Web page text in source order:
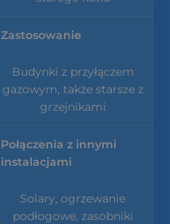
Zastosowanie
Budynki z przyłączem
gazowym, także starsze z
grzejnikami
Połączenia z innymi
instalacjami
Solary, ogrzewanie
podłogowe, zasobniki